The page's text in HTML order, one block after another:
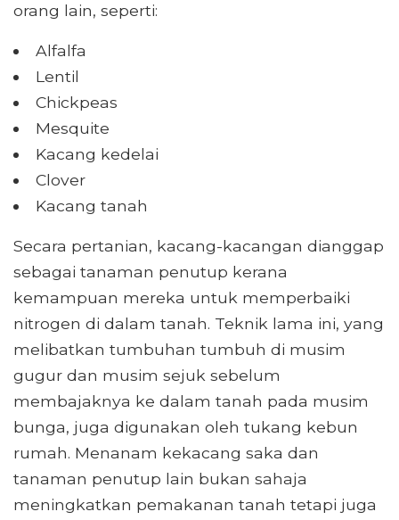
orang lain, seperti:
Alfalfa
Lentil
Chickpeas
Mesquite
Kacang kedelai
Clover
Kacang tanah
Secara pertanian, kacang-kacangan dianggap
sebagai tanaman penutup kerana
kemampuan mereka untuk memperbaiki
nitrogen di dalam tanah. Teknik lama ini, yang
melibatkan tumbuhan tumbuh di musim
gugur dan musim sejuk sebelum
membajaknya ke dalam tanah pada musim
bunga, juga digunakan oleh tukang kebun
rumah. Menanam kekacang saka dan
tanaman penutup lain bukan sahaja
meningkatkan pemakanan tanah tetapi juga